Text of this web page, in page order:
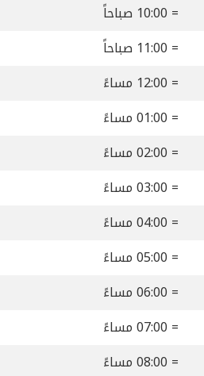
= 10:00 صباحاً
= 11:00 صباحاً
= 12:00 مساءً
= 01:00 مساءً
= 02:00 مساءً
= 03:00 مساءً
= 04:00 مساءً
= 05:00 مساءً
= 06:00 مساءً
= 07:00 مساءً
= 08:00 مساءً